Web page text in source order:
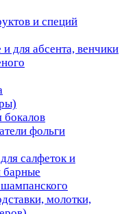
и специй
для абсента, венчики
фольги
салфеток и
барные
молотки,